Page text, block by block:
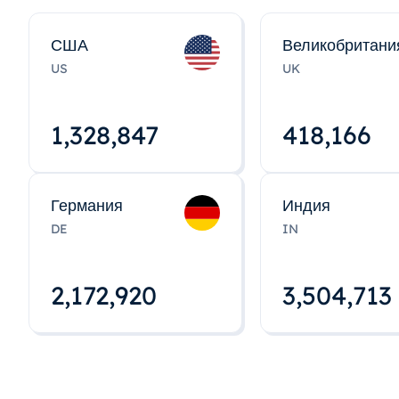
США
US
1,328,848
UK
418,167
Германия
DE
2,172,922
Индия
IN
3,504,715